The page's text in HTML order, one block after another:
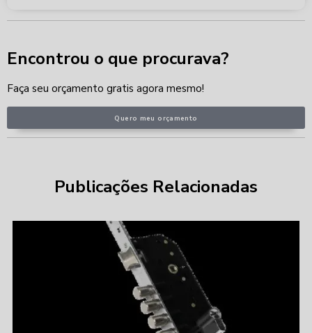
Encontrou o que procurava?
Faça seu orçamento gratis agora mesmo!
Quero meu orçamento
Publicações Relacionadas